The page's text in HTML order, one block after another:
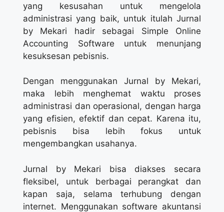
yang kesusahan untuk mengelola
administrasi yang baik, untuk itulah Jurnal
by Mekari hadir sebagai Simple Online
Accounting Software untuk menunjang
kesuksesan pebisnis.
Dengan menggunakan Jurnal by Mekari,
maka lebih menghemat waktu proses
administrasi dan operasional, dengan harga
yang efisien, efektif dan cepat. Karena itu,
pebisnis bisa lebih fokus untuk
mengembangkan usahanya.
Jurnal by Mekari bisa diakses secara
fleksibel, untuk berbagai perangkat dan
kapan saja, selama terhubung dengan
internet. Menggunakan software akuntansi